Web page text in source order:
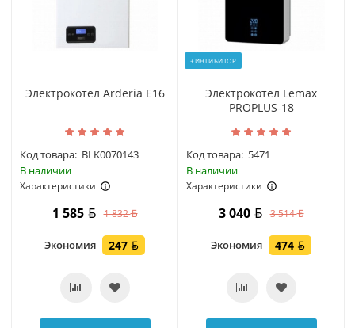
Электрокотел Arderia E16
Код товара: BLK0070143
В наличии
Характеристики
1 585 1 832
Экономия 247
+ИНГИБИТОР
Электрокотел Lemax
PROPLUS-18
Код товара: 5471
В наличии
Характеристики
3 040 3 514
Экономия 474